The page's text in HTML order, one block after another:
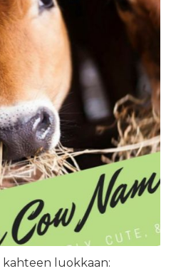
luokkaan: